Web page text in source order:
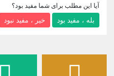
آیا این مطلب برای شما مفید بود؟
بله ، مفید بود
خیر ، مفید نبود